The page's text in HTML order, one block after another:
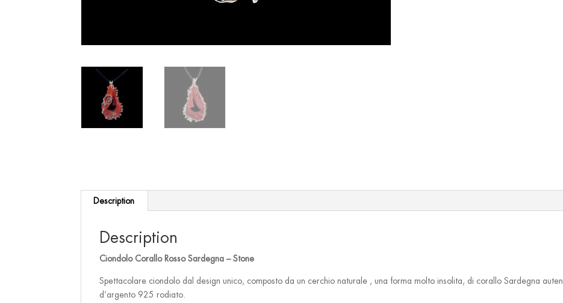
Description
Description
Ciondolo Corallo Rosso Sardegna – Stone
Spettacolare ciondolo dal design unico, composto da un cerchio naturale , una forma molto insolita, di corallo Sardegna
d’argento 925 rodiato.